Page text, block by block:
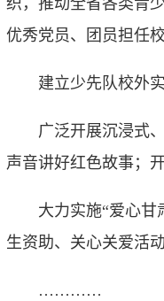
织，推动全省各类青
优秀党员、团员担任
建立少先队校外实
广泛开展沉浸式、
声音讲好红色故事；
大力实施“爱心甘肃
生资助、关心关爱活
…………